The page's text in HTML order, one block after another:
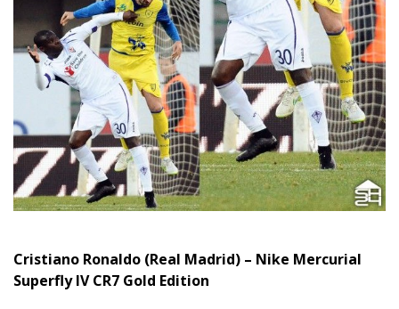
Cristiano Ronaldo (Real Madrid) – Nike Mercurial
Superfly IV CR7 Gold Edition